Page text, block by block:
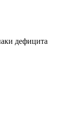
дефицита